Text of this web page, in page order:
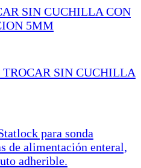
SIN CUCHILLA CON
5MM
TROCAR SIN CUCHILLA
para sonda
de alimentación enteral,
adherible.